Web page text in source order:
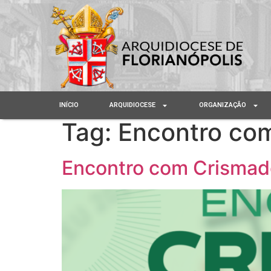
INÍCIO ARQUIDIOCESE ORGANIZAÇÃO
Tag: Encontro
Encontro com